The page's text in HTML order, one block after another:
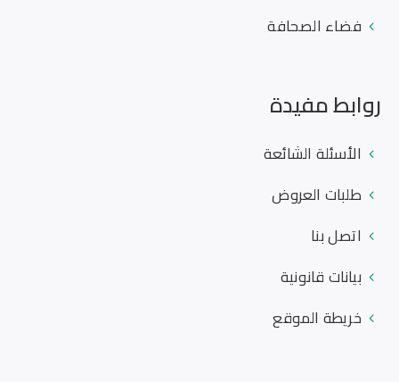
فضاء الصحافة
روابط مفيدة
الأسئلة الشائعة
طلبات العروض
اتصل بنا
بيانات قانونية
خريطة الموقع